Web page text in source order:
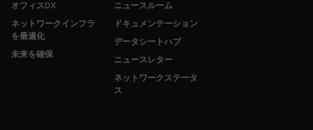
オフィスDX
ネットワークインフラ
を最適化
未来を確保
ニュースルーム
ドキュメンテーション
データシートハブ
ニュースレター
ネットワークステータ
ス